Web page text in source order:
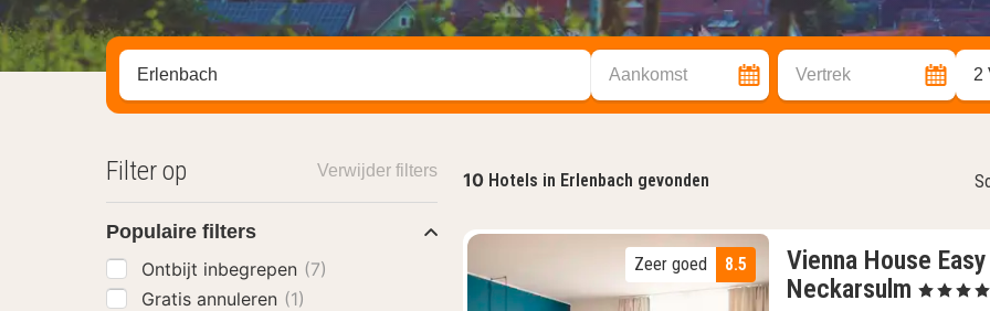
Zoek op hotel, regio of stad Aankomst Vertrek 2
10 Hotels in Erlenbach gevonden
8.5
Zeer goed
Vienna House
Neckarsulm 2
, 4 Sterren
Filter op Verwijder filters
Populaire filters
Ontbijt inbegrepen (7)
Gratis annuleren (1)